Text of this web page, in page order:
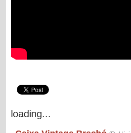
loading...